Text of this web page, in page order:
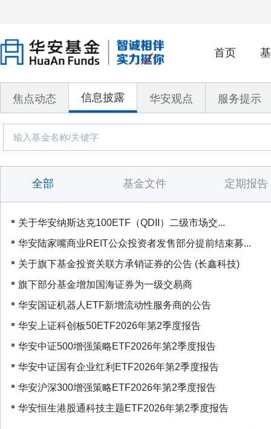
首页
焦点动态 信息披露 华安观点 服务提示
全部 基金文件 定期报告
关于华安纳斯达克100ETF（QDII）二级市场交...
华安陆家嘴商业REIT公众投资者发售部分提前结束募...
关于旗下基金投资关联方承销证券的公告 (长鑫科技)
旗下部分基金增加国海证券为一级交易商
华安国证机器人ETF新增流动性服务商的公告
华安上证科创板50ETF2026年第2季度报告
华安中证500增强策略ETF2026年第2季度报告
华安中证国有企业红利ETF2026年第2季度报告
华安沪深300增强策略ETF2026年第2季度报告
华安恒生港股通科技主题ETF2026年第2季度报告